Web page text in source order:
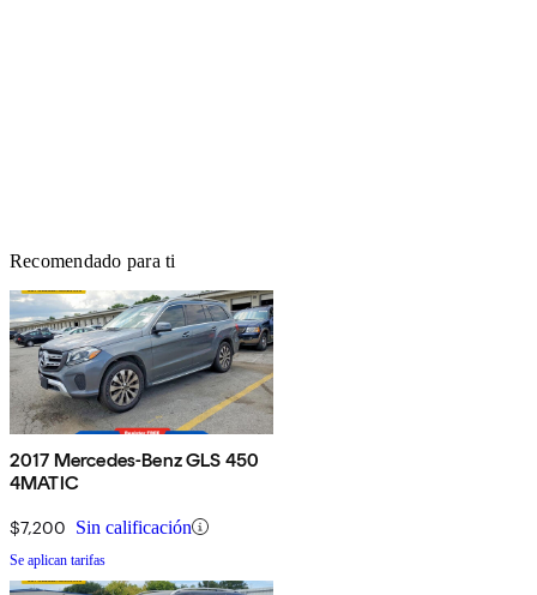
Recomendado para ti
2017 Mercedes-Benz GLS 450
4MATIC
$7,200 Sin calificación
Se aplican tarifas